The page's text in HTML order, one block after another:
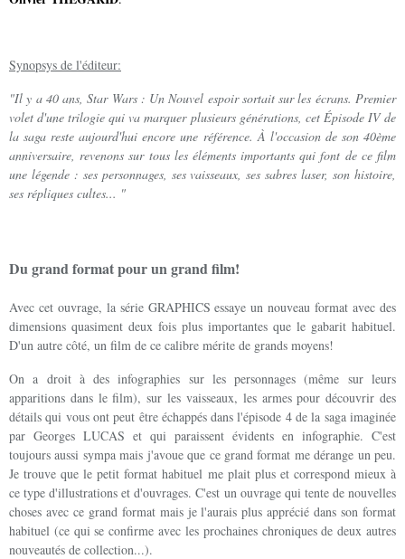
Synopsys de l'éditeur:
"Il y a 40 ans, Star Wars : Un Nouvel espoir sortait sur les écrans. Premier
volet d'une trilogie qui va marquer plusieurs générations, cet Épisode IV de
la saga reste aujourd'hui encore une référence. À l'occasion de son 40ème
anniversaire, revenons sur tous les éléments importants qui font de ce film
une légende : ses personnages, ses vaisseaux, ses sabres laser, son histoire,
ses répliques cultes... "
Du grand format pour un grand film!
Avec cet ouvrage, la série GRAPHICS essaye un nouveau format avec des
dimensions quasiment deux fois plus importantes que le gabarit habituel.
D'un autre côté, un film de ce calibre mérite de grands moyens!
On a droit à des infographies sur les personnages (même sur leurs
apparitions dans le film), sur les vaisseaux, les armes pour découvrir des
détails qui vous ont peut être échappés dans l'épisode 4 de la saga imaginée
par Georges LUCAS et qui paraissent évidents en infographie. C'est
toujours aussi sympa mais j'avoue que ce grand format me dérange un peu.
Je trouve que le petit format habituel me plait plus et correspond mieux à
ce type d'illustrations et d'ouvrages. C'est un ouvrage qui tente de nouvelles
choses avec ce grand format mais je l'aurais plus apprécié dans son format
habituel (ce qui se confirme avec les prochaines chroniques de deux autres
nouveautés de collection...).